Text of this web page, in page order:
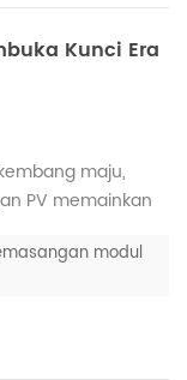
Kunci Era
maju,
PV memainkan
projek. Di
odulsemakin
menjadikannya
kita lihat lebih
modul